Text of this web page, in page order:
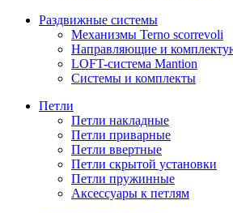
Раздвижные системы
Механизмы Terno scorrevoli
Направляющие и
LOFT-cистема Mantion
Системы и комплекты
Петли
Петли накладные
Петли приварные
Петли ввертные
Петли скрытой установки
Петли пружинные
Аксессуары к петлям